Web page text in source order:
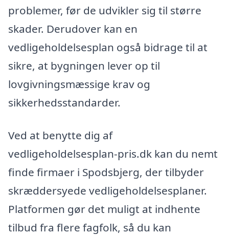
problemer, før de udvikler sig til større
skader. Derudover kan en
vedligeholdelsesplan også bidrage til at
sikre, at bygningen lever op til
lovgivningsmæssige krav og
sikkerhedsstandarder.
Ved at benytte dig af
vedligeholdelsesplan-pris.dk kan du nemt
finde firmaer i Spodsbjerg, der tilbyder
skræddersyede vedligeholdelsesplaner.
Platformen gør det muligt at indhente
tilbud fra flere fagfolk, så du kan